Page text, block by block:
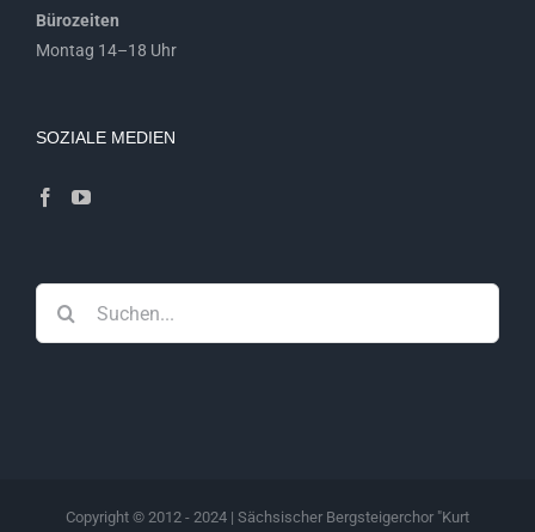
Bürozeiten
Montag 14–18 Uhr
SOZIALE MEDIEN
nach:
Copyright © 2012 - 2024 | Sächsischer Bergsteigerchor "Kurt